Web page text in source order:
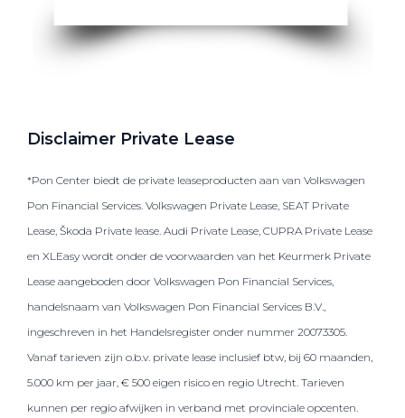
Disclaimer Private Lease
*Pon Center biedt de private leaseproducten aan van Volkswagen
Pon Financial Services. Volkswagen Private Lease, SEAT Private
Lease, Škoda Private lease. Audi Private Lease, CUPRA Private Lease
en XLEasy wordt onder de voorwaarden van het Keurmerk Private
Lease aangeboden door Volkswagen Pon Financial Services,
handelsnaam van Volkswagen Pon Financial Services B.V.,
ingeschreven in het Handelsregister onder nummer 20073305.
Vanaf tarieven zijn o.b.v. private lease inclusief btw, bij 60 maanden,
5.000 km per jaar, € 500 eigen risico en regio Utrecht. Tarieven
kunnen per regio afwijken in verband met provinciale opcenten.